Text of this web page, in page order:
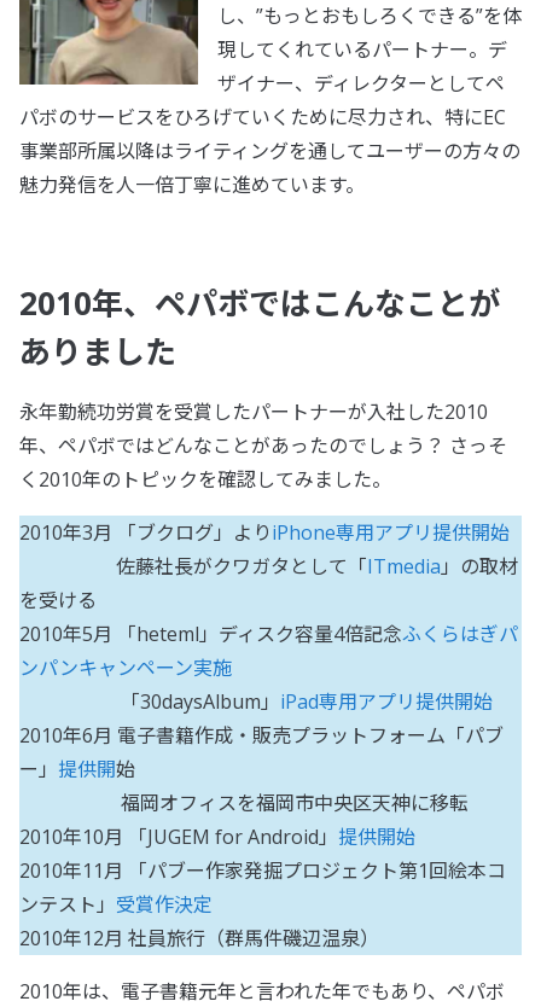
し、”もっとおもしろくできる”を体
現してくれているパートナー。デ
ザイナー、ディレクターとしてペ
パボのサービスをひろげていくために尽力され、特にEC
事業部所属以降はライティングを通してユーザーの方々の
魅力発信を人一倍丁寧に進めています。
2010年、ペパボではこんなことが
ありました
永年勤続功労賞を受賞したパートナーが入社した2010
年、ペパボではどんなことがあったのでしょう？ さっそ
く2010年のトピックを確認してみました。
2010年3月 「ブクログ」よりiPhone専用アプリ提供開始
佐藤社長がクワガタとして「ITmedia 」の取材
を受ける
2010年5月 「heteml」ディスク容量4倍記念ふくらはぎパ
ンパンキャンペーン実施
「30daysAlbum」 iPad専用アプリ提供開始
2010年6月 電子書籍作成・販売プラットフォーム「パブ
ー」 提供開始
福岡オフィスを福岡市中央区天神に移転
2010年10月 「JUGEM for Android」 提供開始
2010年11月 「パブー作家発掘プロジェクト第1回絵本コ
ンテスト」 受賞作決定
2010年12月 社員旅行（群馬件磯辺温泉）
2010年は、電子書籍元年と言われた年でもあり、ペパボ